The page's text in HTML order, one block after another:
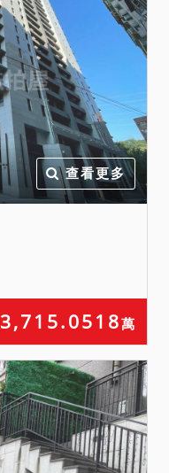
查看更多
3,715.0518萬